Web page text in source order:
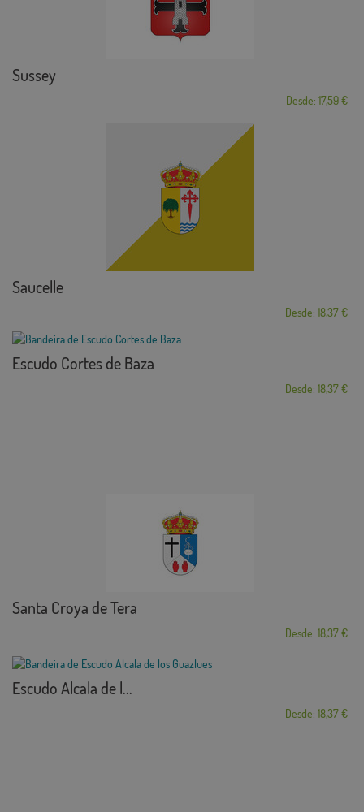
Sussey
Desde: 17,59 €
Saucelle
Desde: 18,37 €
Escudo Cortes de Baza
Desde: 18,37 €
Santa Croya de Tera
Desde: 18,37 €
Escudo Alcala de l...
Desde: 18,37 €